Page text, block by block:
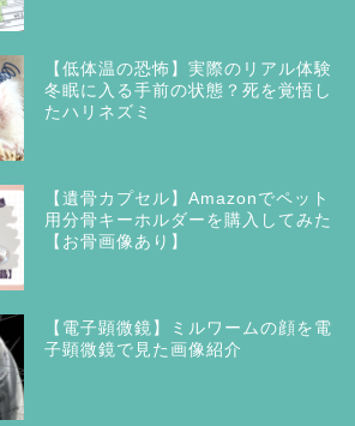
【低体温の恐怖】実際のリアル体験
冬眠に入る手前の状態？死を覚悟し
たハリネズミ
【遺骨カプセル】Amazonでペット
用分骨キーホルダーを購入してみた
【お骨画像あり】
【電子顕微鏡】ミルワームの顔を電
子顕微鏡で見た画像紹介